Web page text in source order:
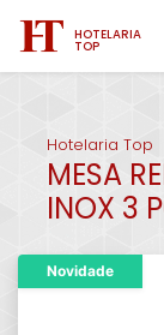
HOTELARIA
TOP
Hotelaria Top
MESA
INOX 3
Novidade